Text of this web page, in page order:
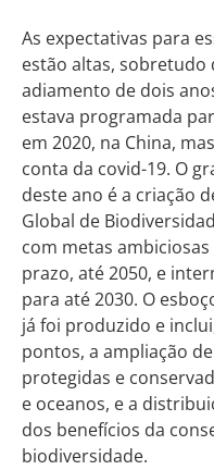
As expectativas para
estão altas, sobretudo
adiamento de dois
estava programada
em 2020, na China,
conta da covid-19. O
deste ano é a criação
Global de
com metas
prazo, até 2050, e
para até 2030. O
já foi produzido e
pontos, a ampliação
protegidas e
e oceanos, e a
dos benefícios da
biodiversidade.